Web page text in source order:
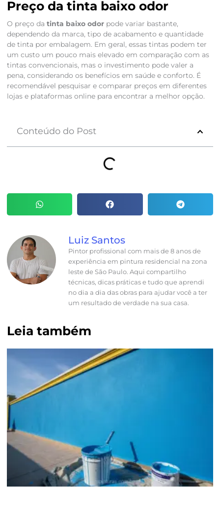
Preço da tinta baixo odor
O preço da tinta baixo odorpode variar bastante,
dependendo da marca, tipo de acabamento e quantidade
de tinta por embalagem. Em geral, essas tintas podem ter
um custo um pouco mais elevado em comparação com as
tintas convencionais, mas o investimento pode valer a
pena, considerando os benefícios em saúde e conforto. É
recomendável pesquisar e comparar preços em diferentes
lojas e plataformas online para encontrar a melhor opção.
Conteúdo do Post
Luiz Santos
Pintor profissional com mais de 8 anos de
experiência em pintura residencial na zona
leste de São Paulo. Aqui compartilho
técnicas, dicas práticas e tudo que aprendi
no dia a dia das obras para ajudar você a ter
um resultado de verdade na sua casa.
Leia também